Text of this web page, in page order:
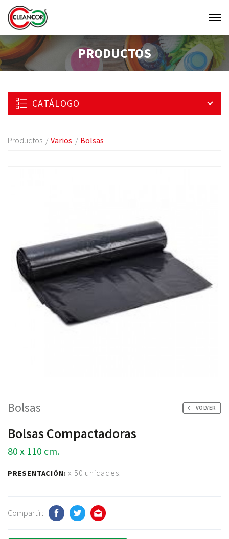
Clean
Cor
PRODUCTOS
CATÁLOGO
Productos Varios Bolsas
Bolsas Compactadoras
80 x 110 cm.
PRESENTACIÓN: x 50 unidades.
Bolsas VOLVER
Compartir: